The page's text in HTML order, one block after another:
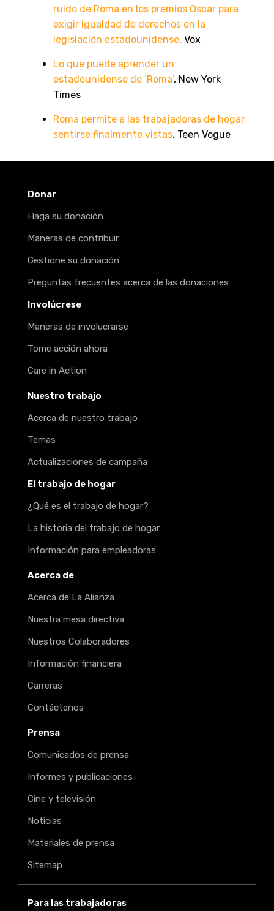
ruido de Roma en los premios Oscar para
exigir igualdad de derechos en la
legislación estadounidense, Vox
Lo que puede aprender un
estadounidense de ‘Roma’, New York
Times
Roma permite a las trabajadoras de hogar
sentirse finalmente vistas, Teen Vogue
Donar
Haga su donación
Maneras de contribuir
Gestione su donación
Preguntas frecuentes acerca de las donaciones
Involúcrese
Maneras de involucrarse
Tome acción ahora
Care in Action
Nuestro trabajo
Acerca de nuestro trabajo
Temas
Actualizaciones de campaña
El trabajo de hogar
¿Qué es el trabajo de hogar?
La historia del trabajo de hogar
Información para empleadoras
Acerca de
Acerca de La Alianza
Nuestra mesa directiva
Nuestros Colaboradores
Información financiera
Carreras
Contáctenos
Prensa
Comunicados de prensa
Informes y publicaciones
Cine y televisión
Noticias
Materiales de prensa
Sitemap
Para las trabajadoras